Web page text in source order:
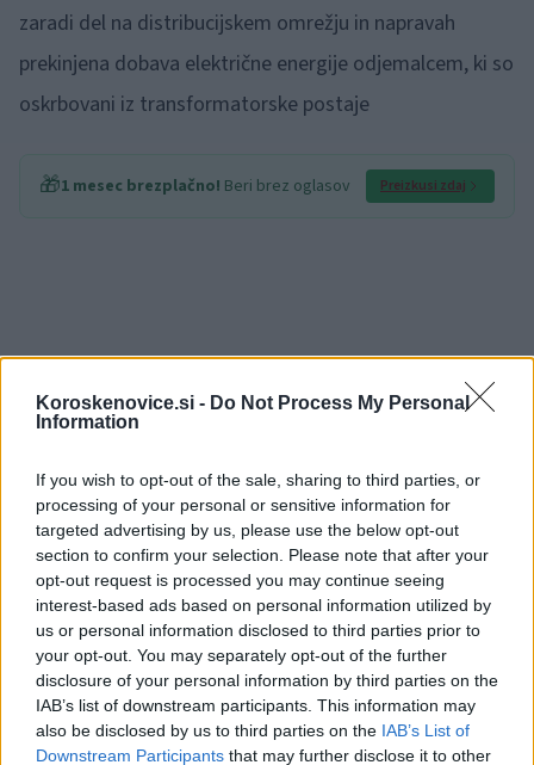
Koroskenovice.si - Do Not Process My Personal
Information
If you wish to opt-out of the sale, sharing to third parties, or
processing of your personal or sensitive information for
targeted advertising by us, please use the below opt-out
section to confirm your selection. Please note that after your
opt-out request is processed you may continue seeing
interest-based ads based on personal information utilized by
us or personal information disclosed to third parties prior to
your opt-out. You may separately opt-out of the further
disclosure of your personal information by third parties on the
IAB’s list of downstream participants. This information may
also be disclosed by us to third parties on the IAB’s List of
Downstream Participants that may further disclose it to other
zaradi del na distribucijskem omrežju in napravah
prekinjena dobava električne energije odjemalcem, ki so
oskrbovani iz transformatorske postaje
🎁1 mesec brezplačno! Beri brez oglasov Preizkusi zdaj
Opozorilo:Po 297. členu Kazenskega zakonika je
posameznik kazensko odgovoren za javno spodbujanje
sovraštva, nasilja ali nestrpnosti. Komentarji z žaljivimi,
rasističnimi, diskriminatornimi ali nezakonitimi vsebinami bodo
odstranjeni. Pravila komentiranja →
Failed to fetch